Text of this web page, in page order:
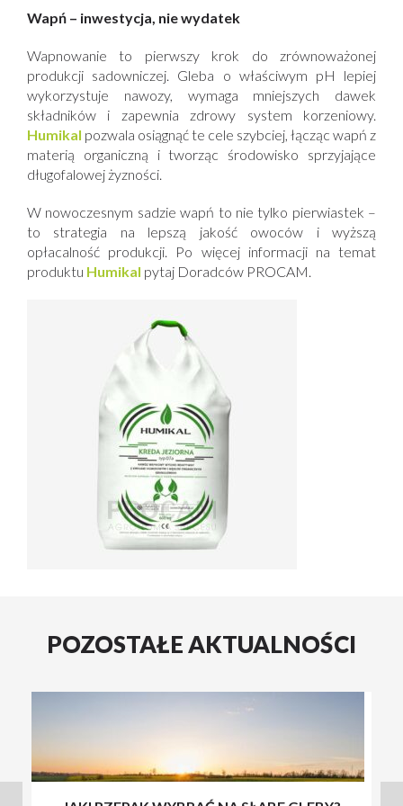
Wapń – inwestycja, nie wydatek
Wapnowanie to pierwszy krok do zrównoważonej
produkcji sadowniczej. Gleba o właściwym pH lepiej
wykorzystuje nawozy, wymaga mniejszych dawek
składników i zapewnia zdrowy system korzeniowy.
Humikal pozwala osiągnąć te cele szybciej, łącząc wapń z
materią organiczną i tworząc środowisko sprzyjające
długofalowej żyzności.
W nowoczesnym sadzie wapń to nie tylko pierwiastek –
to strategia na lepszą jakość owoców i wyższą
opłacalność produkcji. Po więcej informacji na temat
produktu Humikal pytaj Doradców PROCAM.
POZOSTAŁE AKTUALNOŚCI